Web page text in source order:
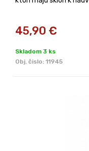
45,90 €
Skladom 3 ks
Obj. čislo: 11945